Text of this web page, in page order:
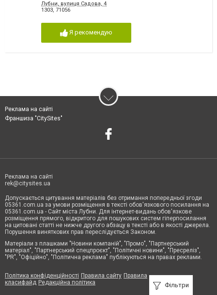
Лубни, вулиця Садова, 4
1303, 71056
Я рекомендую
Фільтри
Реклама на сайті
Франшиза "CitySites"
Реклама на сайті
rek@citysites.ua
Допускається цитування матеріалів без отримання попередньої згоди
05361.com.ua за умови розміщення в тексті обов'язкового посилання на
05361.com.ua - Сайт міста Лубни. Для інтернет-видань обов'язкове
розміщення прямого, відкритого для пошукових систем гіперпосилання
на цитовані статті не нижче другого абзацу в тексті або в якості джерела.
Порушення виняткових прав переслідується Законом.
Матеріали з плашками "Новини компаній", "Промо", "Партнерський
матеріал", "Партнерський спецпроєкт", "Політичні новини", "Пресреліз",
"PR", "Офіційно", "Політична реклама" публікуються на правах реклами.
Політика конфіденційності Правила сайту Правила
класифайд Редакційна політика